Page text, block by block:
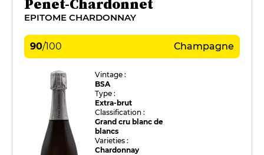
EPITOME CHARDONNAY
90/100 Champagne
Vintage :
BSA
Type :
Extra-brut
Classification :
Grand cru blanc de
blancs
Varieties :
Chardonnay